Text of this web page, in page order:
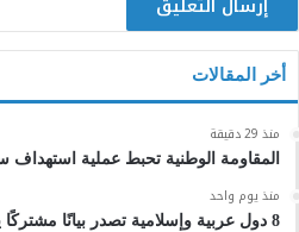
أخر المقالات
منذ 29 دقيقة
المقاومة الوطنية تحبط عملية استهداف
منذ يوم واحد
8 دول عربية وإسلامية تصدر بيانًا مشتركًا